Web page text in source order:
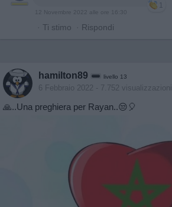
1
12 Novembre 2022 alle ore 16:30
· Ti stimo · Rispondi
hamilton89 livello 13
6 Febbraio 2022 - 7.752 visualizzazioni
🙏..Una preghiera per Rayan..😒🎈